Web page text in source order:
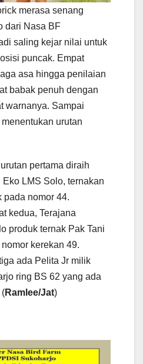
merasa senang
dari Nasa BF
saling kejar nilai untuk
puncak. Empat
asa hingga penilaian
babak penuh dengan
warnanya. Sampai
urutan
pertama diraih
LMS Solo, ternakan
pada nomor 44.
kedua, Terajana
produk ternak Pak Tani
kerekan 49.
ada Pelita Jr milik
ring BS 62 yang ada
(Ramlee/Jat)